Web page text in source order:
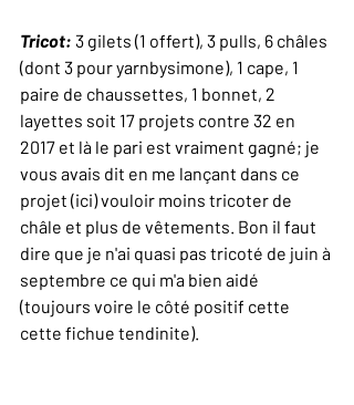
Tricot: 3 gilets (1 offert), 3 pulls, 6 châles
(dont 3 pour yarnbysimone), 1 cape, 1
paire de chaussettes, 1 bonnet, 2
layettes soit 17 projets contre 32 en
2017 et là le pari est vraiment gagné; je
vous avais dit en me lançant dans ce
projet (ici) vouloir moins tricoter de
châle et plus de vêtements. Bon il faut
dire que je n'ai quasi pas tricoté de juin à
septembre ce qui m'a bien aidé
(toujours voire le côté positif cette
cette fichue tendinite).